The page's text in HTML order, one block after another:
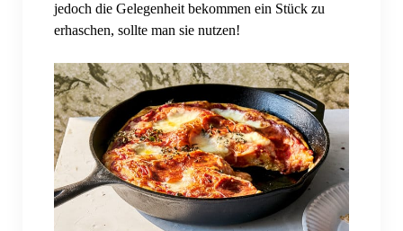
jedoch die Gelegenheit bekommen ein Stück zu
erhaschen, sollte man sie nutzen!